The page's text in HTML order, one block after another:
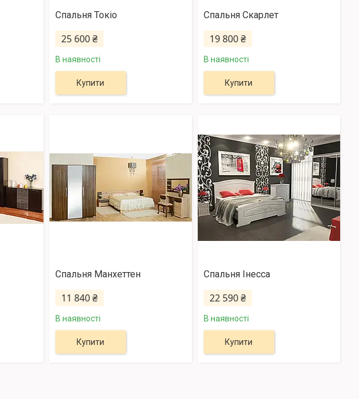
Спальня Токіо
25 600 ₴
В наявності
Купити
Спальня Скарлет
19 800 ₴
В наявності
Купити
Спальня Манхеттен
11 840 ₴
В наявності
Купити
Спальня Інесса
22 590 ₴
В наявності
Купити